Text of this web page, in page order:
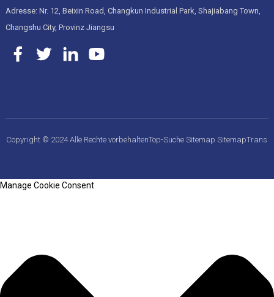
Adresse: Nr. 12, Beixin Road, Changkun Industrial Park, Shajiabang Town,
Changshu City, Provinz Jiangsu
Copyright © 2024 Alle Rechte vorbehaltenTop-Suche Sitemap SitemapTrans
Manage Cookie Consent